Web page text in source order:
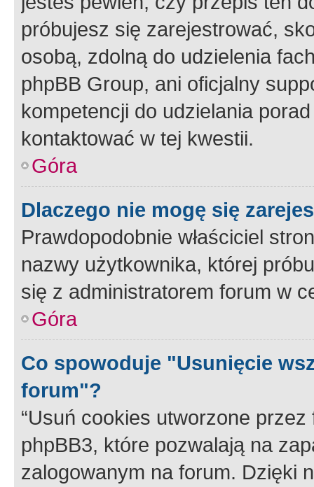
próbujesz się zarejestrować,
osobą, zdolną do udzielenia
phpBB Group, ani oficjalny
kompetencji do udzielania
kontaktować w tej kwestii.
Góra
Dlaczego nie mogę się
Prawdopodobnie właściciel
nazwy użytkownika, której
się z administratorem forum w
Góra
Co spowoduje "Usunięcie
forum"?
“Usuń cookies utworzone
phpBB3, które pozwalają na
zalogowanym na forum. Dzięki